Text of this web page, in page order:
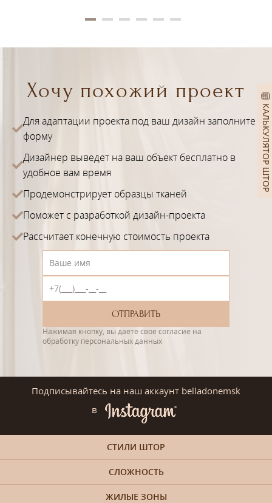
КАЛЬКУЛЯТОР ШТОР
Хочу похожий проект
Для адаптации проекта под ваш дизайн заполните
форму
Дизайнер выведет на ваш объект бесплатно в
удобное вам время
Продемонстрирует образцы тканей
Поможет с разработкой дизайн-проекта
Рассчитает конечную стоимость проекта
Нажимая кнопку, вы даете свое согласие на
обработку персональных данных
Подписывайтесь на наш аккаунт belladonemsk
в
СТИЛИ ШТОР
СЛОЖНОСТЬ
ЖИЛЫЕ ЗОНЫ